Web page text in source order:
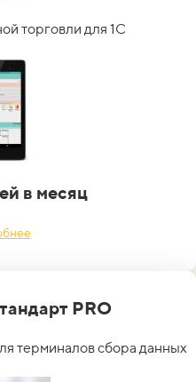
торговли для 1С
в месяц
PRO
терминалов сбора данных